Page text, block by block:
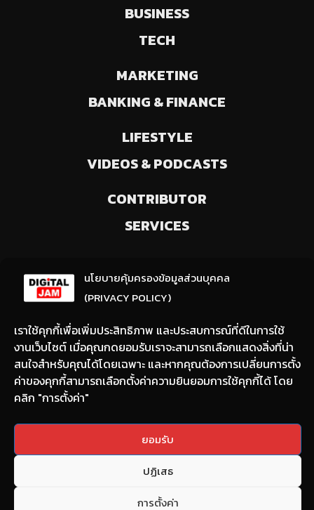
นโยบายคุ้มครองข้อมูลส่วนบุคคล
(PRIVACY POLICY)
เราใช้คุกกี้เพื่อเพิ่มประสิทธิภาพ และประสบการณ์ที่ดีในการใช้
งานเว็บไซต์ เมื่อคุณกดยอมรับเราจะสามารถเลือกแสดงสิ่งที่น่า
สนใจสำหรับคุณได้โดยเฉพาะ และหากคุณต้องการเปลี่ยนการตั้ง
ค่าของคุกกี้สามารถเลือกตั้งค่าความยินยอมการใช้คุกกี้ได้ โดย
คลิก "การตั้งค่า"
ยอมรับ
ปฏิเสธ
การตั้งค่า
BUSINESS
TECH
MARKETING
BANKING & FINANCE
LIFESTYLE
VIDEOS & PODCASTS
CONTRIBUTOR
SERVICES
ลงทะเบียนรับข่าวสารจากเรา
(ให้มีการเลือกความสนใจ / ชอบข่าวด้านใด)
Email:nont@digitaljam.asia
Copyright © 2022 DIGITAL JAM All rights reserved.